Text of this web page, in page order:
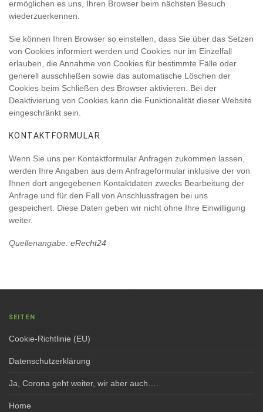
ermöglichen es uns, Ihren Browser beim nächsten Besuch
wiederzuerkennen.
Sie können Ihren Browser so einstellen, dass Sie über das Setzen
von Cookies informiert werden und Cookies nur im Einzelfall
erlauben, die Annahme von Cookies für bestimmte Fälle oder
generell ausschließen sowie das automatische Löschen der
Cookies beim Schließen des Browser aktivieren. Bei der
Deaktivierung von Cookies kann die Funktionalität dieser Website
eingeschränkt sein.
KONTAKTFORMULAR
Wenn Sie uns per Kontaktformular Anfragen zukommen lassen,
werden Ihre Angaben aus dem Anfrageformular inklusive der von
Ihnen dort angegebenen Kontaktdaten zwecks Bearbeitung der
Anfrage und für den Fall von Anschlussfragen bei uns
gespeichert. Diese Daten geben wir nicht ohne Ihre Einwilligung
weiter.
Quellenangabe: eRecht24
SEITEN
Cookie-Richtlinie (EU)
Datenschutzerklärung
Ja, Corona geht weiter, wir aber auch….
Home